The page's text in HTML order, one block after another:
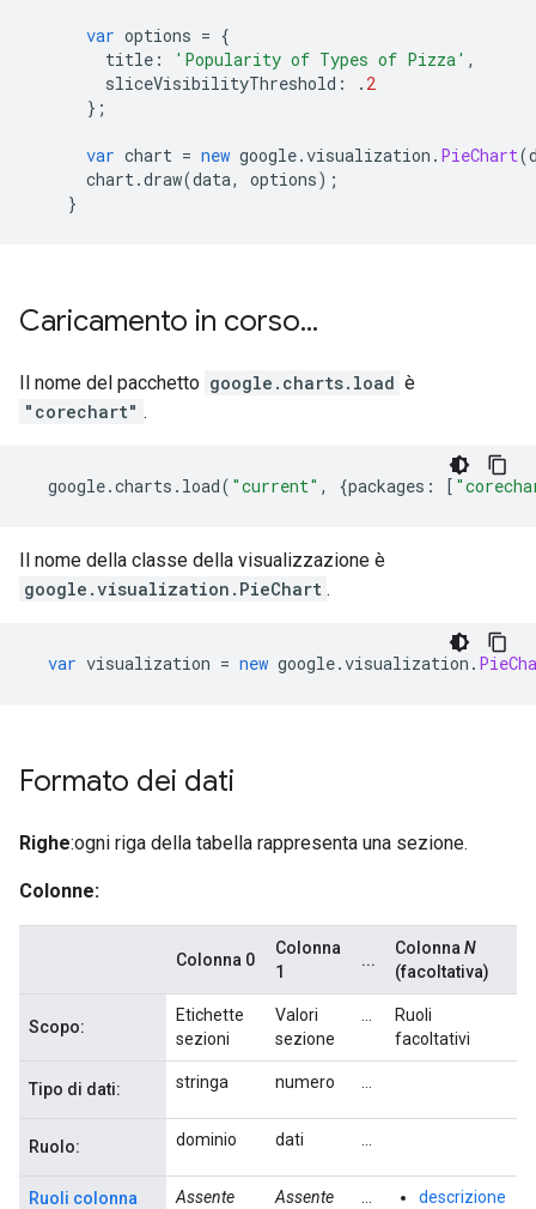
var options = {
title : 'Popularity of Types of Pizza' ,
sliceVisibilityThreshold : . 2
};
var chart = new google.visualization . PieChart(
chart.draw(data, options);
}
Caricamento in corso...
Il nome del pacchetto google.charts.load è
"corechart" .
google.charts . load( "current" , {packages : [
Il nome della classe della visualizzazione è
google.visualization.PieChart .
var visualization = new google.visualization .
Formato dei dati
Righe:ogni riga della tabella rappresenta una sezione.
Colonne:
Colonna 0
Colonna
1
...
Colonna N
(facoltativa)
Scopo:
Etichette
sezioni
Valori
sezione
Ruoli
facoltativi
Tipo di dati: stringa numero
Ruolo: dominio dati
Ruoli colonna
Assente Assente
descrizione